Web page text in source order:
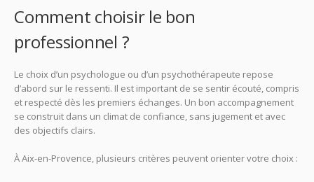
Comment choisir le bon
professionnel ?
Le choix d’un psychologue ou d’un psychothérapeute repose
d’abord sur le ressenti. Il est important de se sentir écouté, compris
et respecté dès les premiers échanges. Un bon accompagnement
se construit dans un climat de confiance, sans jugement et avec
des objectifs clairs.
À Aix-en-Provence, plusieurs critères peuvent orienter votre choix :